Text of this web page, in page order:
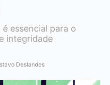
essencial para o
integridade
Deslandes